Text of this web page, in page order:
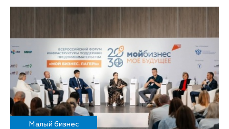
Малый бизнес